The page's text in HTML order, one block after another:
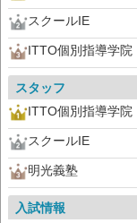
スクールIE
ITTO個別指導学院
スタッフ
ITTO個別指導学院
スクールIE
明光義塾
入試情報